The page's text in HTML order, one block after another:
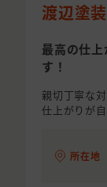
渡辺塗
最高の仕
す！
親切丁寧な
仕上がりが自
所在地